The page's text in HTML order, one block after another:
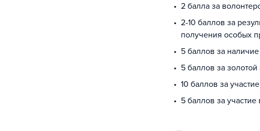
2 балла за
2-10 баллов за
получения особых
5 баллов за
5 баллов за
10 баллов за
5 баллов за